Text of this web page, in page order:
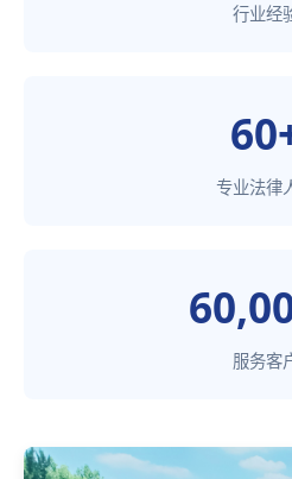
行业经
专业法律
服务客